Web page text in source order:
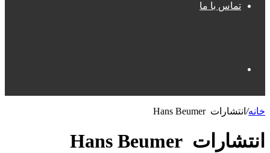
تماس با ما
خانه/ انتشارات Hans Beumer
انتشارات Hans Beumer